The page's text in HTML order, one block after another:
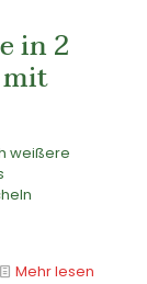
in 2
weißere
Mehr lesen